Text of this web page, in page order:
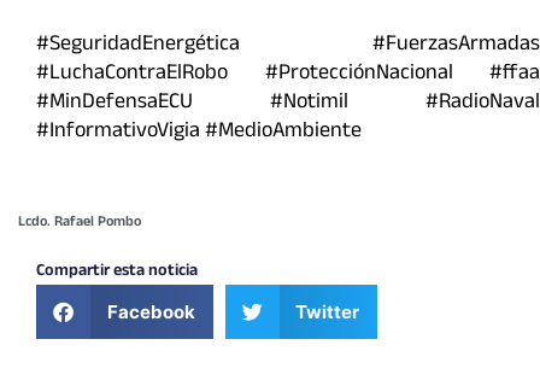
#SeguridadEnergética #FuerzasArmadas
#LuchaContraElRobo #ProtecciónNacional #ffaa
#MinDefensaECU #Notimil #RadioNaval
#InformativoVigia #MedioAmbiente
Lcdo. Rafael Pombo
Compartir esta noticia
Facebook Twitter